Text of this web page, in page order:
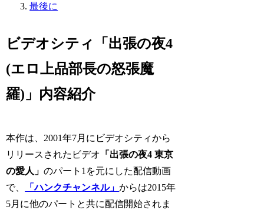
最後に
ビデオシティ「出張の夜4
(エロ上品部長の怒張魔
羅)」内容紹介
本作は、2001年7月にビデオシティから
リリースされたビデオ 「出張の夜4 東京
の愛人」のパート1を元にした配信動画
で、
「ハンクチャンネル」からは2015年
5月に他のパートと共に配信開始されま